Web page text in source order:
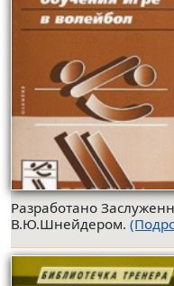
Разработано
В.Ю.Шнейдером.